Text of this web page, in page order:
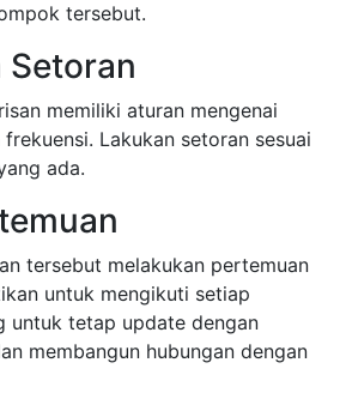
tersebut.
Setoran
memiliki aturan mengenai
Lakukan setoran sesuai
ada.
tersebut melakukan pertemuan
untuk mengikuti setiap
untuk tetap update dengan
membangun hubungan dengan